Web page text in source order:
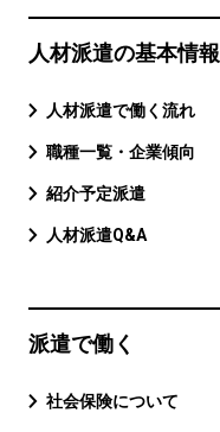
人材派遣の基本情報
人材派遣で働く流れ
職種一覧・企業傾向
紹介予定派遣
人材派遣Q&A
派遣で働く
社会保険について